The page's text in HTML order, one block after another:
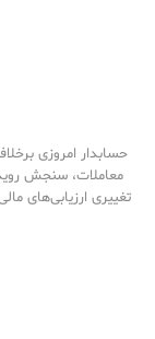
حسابدار امروزی
معاملات، سنجش
تغییری ارزیابی‌های